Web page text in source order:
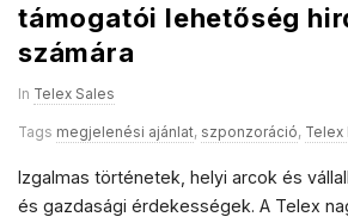
támogatói lehetőség
számára
In Telex Sales
Tags megjelenési ajánlat, szponzoráció, Telex
Izgalmas történetek, helyi arcok és
és gazdasági érdekességek. A Telex